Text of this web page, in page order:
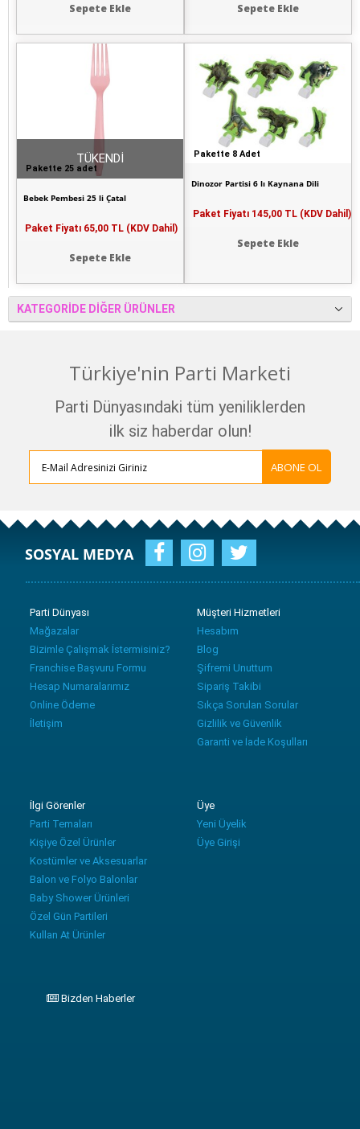
Sepete Ekle
Sepete Ekle
Pakette 8 Adet
Dinozor Partisi 6 lı Kaynana Dili
Paket Fiyatı 145,00 TL (KDV Dahil)
Sepete Ekle
Pakette 25 adet
Bebek Pembesi 25 li Çatal
Paket Fiyatı 65,00 TL (KDV Dahil)
Sepete Ekle
TÜKENDİ
KATEGORIDE DIĞER ÜRÜNLER
Türkiye'nin Parti Marketi
Parti Dünyasındaki tüm yeniliklerden
ilk siz haberdar olun!
ABONE OL
SOSYAL MEDYA
Parti Dünyası
Mağazalar
Bizimle Çalışmak İstermisiniz?
Franchise Başvuru Formu
Hesap Numaralarımız
Online Ödeme
İletişim
Müşteri Hizmetleri
Hesabım
Blog
Şifremi Unuttum
Sipariş Takibi
Sıkça Sorulan Sorular
Gizlilik ve Güvenlik
Garanti ve İade Koşulları
İlgi Görenler
Parti Temaları
Kişiye Özel Ürünler
Kostümler ve Aksesuarlar
Balon ve Folyo Balonlar
Baby Shower Ürünleri
Özel Gün Partileri
Kullan At Ürünler
Üye
Yeni Üyelik
Üye Girişi
Bizden Haberler